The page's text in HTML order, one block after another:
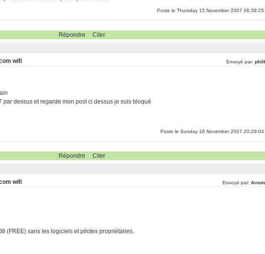
Poste le Thursday 15 November 2007 06:38:25
Répondre Citer
wifi Envoyé par:
par dessus et regarde mon post ci dessus je suis bloqué
Poste le Sunday 18 November 2007 20:29:04
Répondre Citer
wifi Envoyé par:
(FREE) sans les logiciels et pilotes propriétaires.